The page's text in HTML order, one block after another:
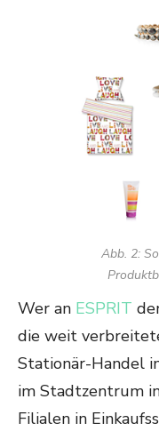
Abb. 2:
Wer an ESPRIT
die weit
Stationär-Handel
im Stadtzentrum
Filialen in